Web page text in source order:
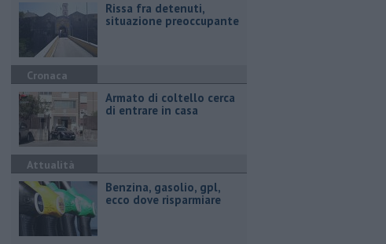
Rissa fra detenuti,
situazione preoccupante
Cronaca
Armato di coltello cerca
di entrare in casa
Attualità
​Benzina, gasolio, gpl,
ecco dove risparmiare